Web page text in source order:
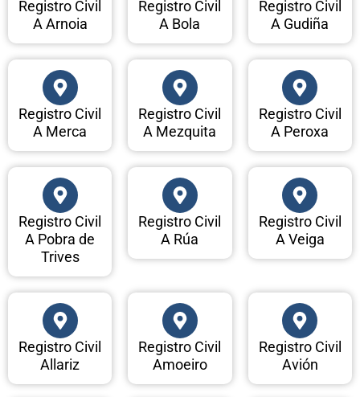
Registro Civil
A Arnoia
Registro Civil
A Bola
Registro Civil
A Gudiña
Registro Civil
A Merca
Registro Civil
A Mezquita
Registro Civil
A Peroxa
Registro Civil
A Pobra de
Trives
Registro Civil
A Rúa
Registro Civil
A Veiga
Registro Civil
Allariz
Registro Civil
Amoeiro
Registro Civil
Avión